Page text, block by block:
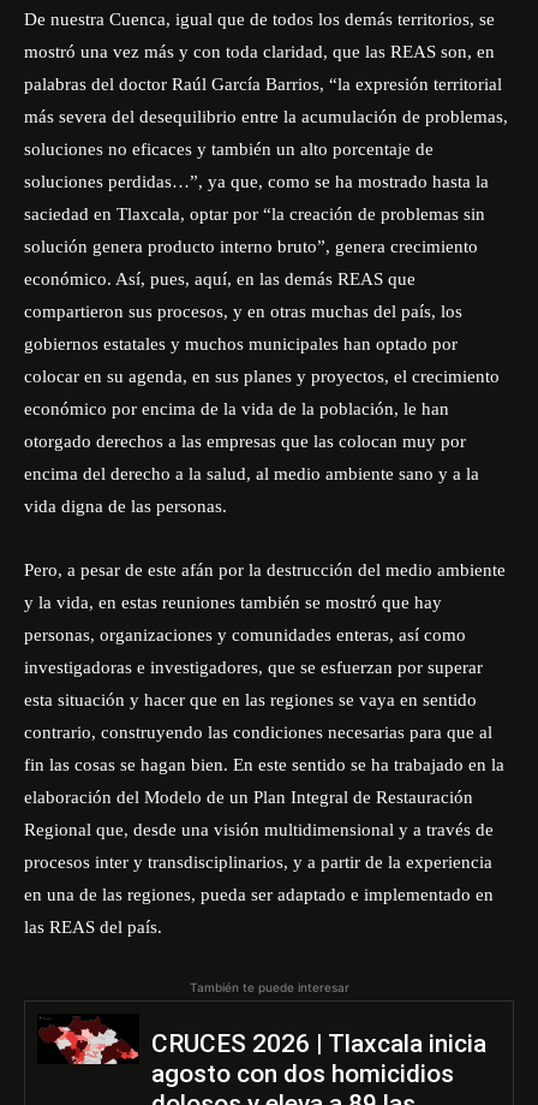
De nuestra Cuenca, igual que de todos los demás territorios, se
mostró una vez más y con toda claridad, que las REAS son, en
palabras del doctor Raúl García Barrios, “la expresión territorial
más severa del desequilibrio entre la acumulación de problemas,
soluciones no eficaces y también un alto porcentaje de
soluciones perdidas…”, ya que, como se ha mostrado hasta la
saciedad en Tlaxcala, optar por “la creación de problemas sin
solución genera producto interno bruto”, genera crecimiento
económico. Así, pues, aquí, en las demás REAS que
compartieron sus procesos, y en otras muchas del país, los
gobiernos estatales y muchos municipales han optado por
colocar en su agenda, en sus planes y proyectos, el crecimiento
económico por encima de la vida de la población, le han
otorgado derechos a las empresas que las colocan muy por
encima del derecho a la salud, al medio ambiente sano y a la
vida digna de las personas.
Pero, a pesar de este afán por la destrucción del medio ambiente
y la vida, en estas reuniones también se mostró que hay
personas, organizaciones y comunidades enteras, así como
investigadoras e investigadores, que se esfuerzan por superar
esta situación y hacer que en las regiones se vaya en sentido
contrario, construyendo las condiciones necesarias para que al
fin las cosas se hagan bien. En este sentido se ha trabajado en la
elaboración del Modelo de un Plan Integral de Restauración
Regional que, desde una visión multidimensional y a través de
procesos inter y transdisciplinarios, y a partir de la experiencia
en una de las regiones, pueda ser adaptado e implementado en
las REAS del país.
También te puede interesar
CRUCES 2026 | Tlaxcala inicia
agosto con dos homicidios